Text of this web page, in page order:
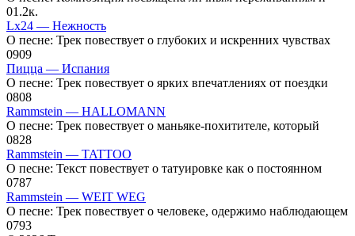
01.2к.
Lx24 — Нежность
О песне: Трек повествует о глубоких и искренних чувствах
0909
Пицца — Испания
О песне: Трек повествует о ярких впечатлениях от поездки
0808
Rammstein — HALLOMANN
О песне: Трек повествует о маньяке-похитителе, который
0828
Rammstein — TATTOO
О песне: Текст повествует о татуировке как о постоянном
0787
Rammstein — WEIT WEG
О песне: Трек повествует о человеке, одержимо наблюдающем
0793